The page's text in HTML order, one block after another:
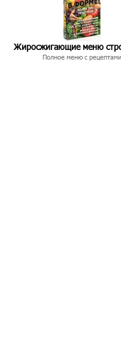
Жиросжигающие меню
Полное меню с рецептами